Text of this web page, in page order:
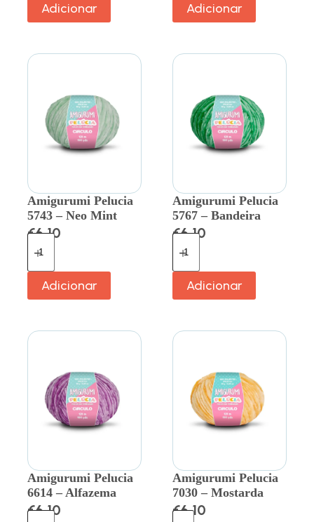
Adicionar Adicionar
Amigurumi Pelucia
5743 – Neo Mint
€6.10
Adicionar
Amigurumi Pelucia
5767 – Bandeira
€6.10
Adicionar
Amigurumi Pelucia
6614 – Alfazema
€6.10
Amigurumi Pelucia
7030 – Mostarda
€6.10